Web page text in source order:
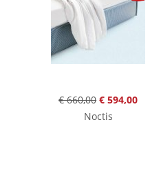
€ 660,00 € 594,00
Noctis